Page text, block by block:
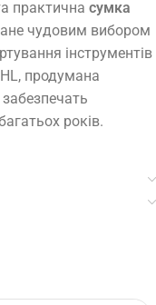
практична сумка
чудовим вибором
інструментів
продумана
забезпечать
років.